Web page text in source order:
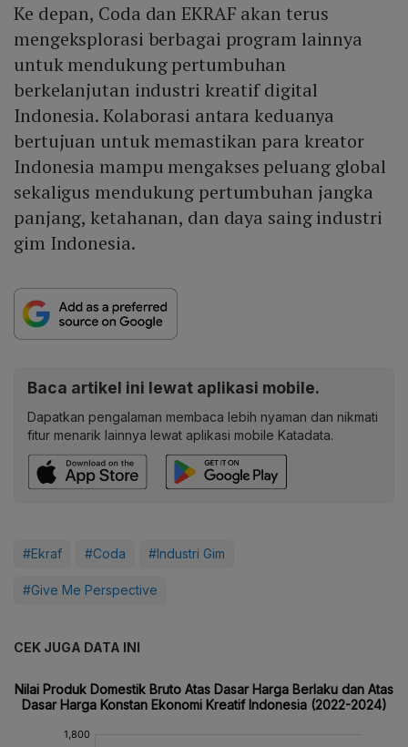
Ke depan, Coda dan EKRAF akan terus
mengeksplorasi berbagai program lainnya
untuk mendukung pertumbuhan
berkelanjutan industri kreatif digital
Indonesia. Kolaborasi antara keduanya
bertujuan untuk memastikan para kreator
Indonesia mampu mengakses peluang global
sekaligus mendukung pertumbuhan jangka
panjang, ketahanan, dan daya saing industri
gim Indonesia.
Baca artikel ini lewat aplikasi mobile.
Dapatkan pengalaman membaca lebih nyaman dan nikmati
fitur menarik lainnya lewat aplikasi mobile Katadata.
#Ekraf #Coda #Industri Gim
#Give Me Perspective
CEK JUGA DATA INI